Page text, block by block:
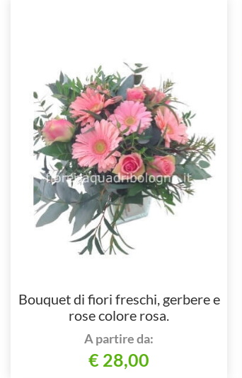
Bouquet di fiori freschi, gerbere e
rose colore rosa.
A partire da:
€ 28,00